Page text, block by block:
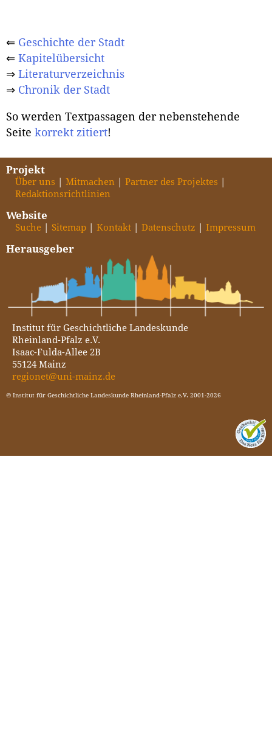
⇐ Geschichte der Stadt
⇐ Kapitelübersicht
⇒ Literaturverzeichnis
⇒ Chronik der Stadt
So werden Textpassagen der nebenstehende
Seite korrekt zitiert!
Projekt
Über uns Mitmachen
Partner des Projektes
Redaktionsrichtlinien
Website
Suche Sitemap Kontakt Datenschutz Impressum
Herausgeber
Institut für Geschichtliche Landeskunde
Rheinland-Pfalz e.V.
Isaac-Fulda-Allee 2B
55124 Mainz
regionet@uni-mainz.de
© Institut für Geschichtliche Landeskunde Rheinland-Pfalz e.V. 2001-2026